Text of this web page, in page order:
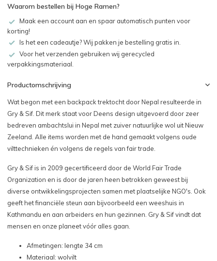
Waarom bestellen bij Hoge Ramen?
Maak een account aan en spaar automatisch punten voor
korting!
Is het een cadeautje? Wij pakken je bestelling gratis in.
Voor het verzenden gebruiken wij gerecycled
verpakkingsmateriaal.
Productomschrijving
Wat begon met een backpack trektocht door Nepal resulteerde in
Gry & Sif. Dit merk staat voor Deens design uitgevoerd door zeer
bedreven ambachtslui in Nepal met zuiver natuurlijke wol uit Nieuw
Zeeland. Alle items worden met de hand gemaakt volgens oude
vilttechnieken én volgens de regels van fair trade.
Gry & Sif is in 2009 gecertificeerd door de World Fair Trade
Organization en is door de jaren heen betrokken geweest bij
diverse ontwikkelingsprojecten samen met plaatselijke NGO's. Ook
geeft het financiële steun aan bijvoorbeeld een weeshuis in
Kathmandu en aan arbeiders en hun gezinnen. Gry & Sif vindt dat
mensen en onze planeet vóór alles gaan.
Afmetingen: lengte 34 cm
Materiaal: wolvilt